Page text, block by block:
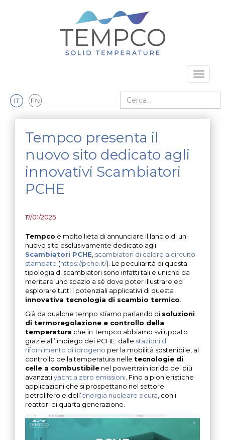
Toggle
Cerca nel sito
Tempco presenta il
nuovo sito dedicato agli
innovativi Scambiatori
PCHE
17/01/2025
Tempco è molto lieta di annunciare il lancio di un
nuovo sito esclusivamente dedicato agli
Scambiatori PCHE scambiatori di calore a circuito
stampato (https://pche.it/). Le peculiarità di questa
tipologia di scambiatori sono infatti tali e uniche da
meritare uno spazio a sé dove poter illustrare ed
esplorare tutti i potenziali applicativi di questa
innovativa tecnologia di scambio termico
Già da qualche tempo stiamo parlando di soluzioni
di termoregolazione e controllo della
temperatura che in Tempco abbiamo sviluppato
grazie all’impiego dei PCHE: dalle stazioni di
rifornimento di idrogeno per la mobilità sostenibile, al
controllo della temperatura nelle tecnologie di
celle a combustibile nel powertrain ibrido dei più
avanzatiyacht a zero emissioni . Fino a pionieristiche
applicazioni che si prospettano nel settore
petrolifero e dell’energia nucleare sicura , con i
reattori di quarta generazione.